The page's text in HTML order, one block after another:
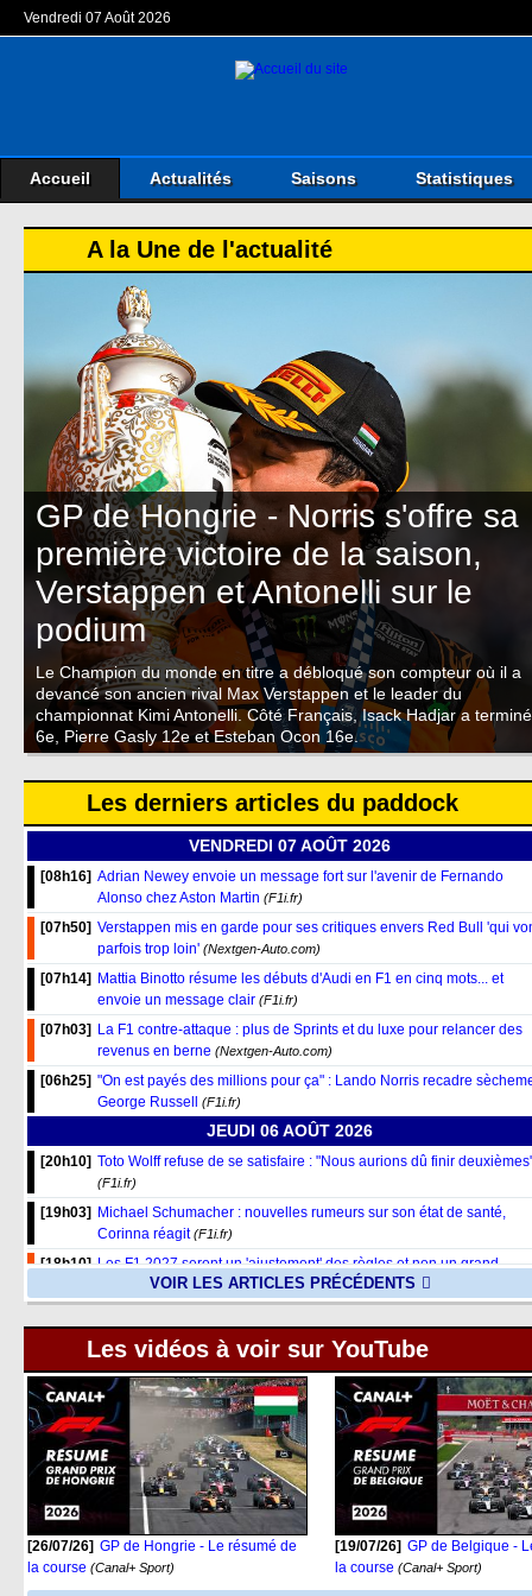
Vendredi 07 Août 2026
Accueil Actualités Saisons Statistiques
A la Une de l'actualité
GP de Hongrie - Norris s'offre sa
première victoire de la saison,
Verstappen et Antonelli sur le
podium
Le Champion du monde en titre a débloqué son compteur où il a
devancé son ancien rival Max Verstappen et le leader du
championnat Kimi Antonelli. Côté Français, Isack Hadjar a terminé
6e, Pierre Gasly 12e et Esteban Ocon 16e.
Les derniers articles du paddock
VENDREDI 07 AOÛT 2026
[08h16] Adrian Newey envoie un message fort sur l'avenir de Fernando
Alonso chez Aston Martin (F1i.fr)
[07h50] Verstappen mis en garde pour ses critiques envers Red Bull 'qui
parfois trop loin' (Nextgen-Auto.com)
[07h14]
Mattia Binotto résume les débuts d'Audi en F1 en cinq mots... et
envoie un message clair (F1i.fr)
[07h03]
La F1 contre-attaque : plus de Sprints et du luxe pour relancer des
revenus en berne (Nextgen-Auto.com)
[06h25] "On est payés des millions pour ça" : Lando Norris recadre
George Russell
(F1i.fr)
JEUDI 06 AOÛT 2026
[20h10] Toto Wolff refuse de se satisfaire : "Nous aurions dû finir
(F1i.fr)
[19h03]
Michael Schumacher : nouvelles rumeurs sur son état de santé,
Corinna réagit (F1i.fr)
[18h10] Les F1 2027 seront un 'ajustement' des règles et non un grand
changement (Nextgen-Auto.com)
pour le remplacer ?
(Nextgen-Auto.com)
[17h04] Lewis Hamilton veut repartir sur de nouvelles bases après une
de pénalités
(F1i.fr)
[16h51] Pourquoi la FIA n'interdira pas les algorithmes des moteurs en F1
(Motorsport.com)
[16h34] Russell peut-il gérer 'la pression énorme' que lui met Antonelli ?
(Nextgen-Auto.com)
[16h05] La FIA se défend face aux critiques sur les règles 2026 : "Nous
anticipé les problèmes" (F1i.fr)
VOIR LES ARTICLES PRÉCÉDENTS
Les vidéos à voir sur YouTube
[26/07/26] GP de Hongrie - Le résumé de
la course (Canal+ Sport)
[19/07/26] GP de Belgique -
la course (Canal+ Sport)